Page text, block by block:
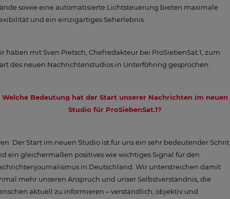
sowie eine automatisierte Lichtsteuerung bieten maximale
und ein einzigartiges Seherlebnis.
haben mit Sven Pietsch, Chefredakteur bei ProSiebenSat.1, zum
des neuen Nachrichtenstudios in Unterföhring gesprochen:
Welche Bedeutung hat der Start unserer Nachrichten im neuen
Studio für ProSiebenSat.1?
Der Start im neuen Studio ist für uns ein sehr bedeutender
ein gleichermaßen positives wie wichtiges Signal für den
in Deutschland. Wir unterstreichen damit
mehr unseren Anspruch und unser Selbstverständnis, die
aktuell zu informieren – verständlich, objektiv und